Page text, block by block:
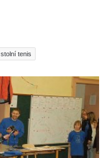
stolní tenis